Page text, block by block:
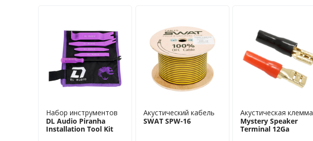
Набор инструментов
DL Audio Piranha
Installation Tool Kit
Акустический кабель
SWAT SPW-16
Акустическая клемма
Mystery Speaker
Terminal 12Ga